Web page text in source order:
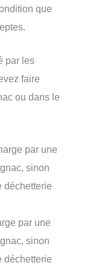
que
par les
faire
ou dans le
par une
sinon
déchetterie
par une
sinon
déchetterie